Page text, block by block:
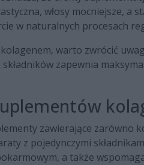
włosy mocniejsze, a
w naturalnych procesach
warto zwrócić
zapewnia
zawierające zarówno
z pojedynczymi
a także